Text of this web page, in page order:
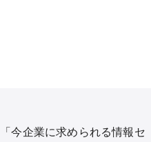
今企業に求められる情報セ